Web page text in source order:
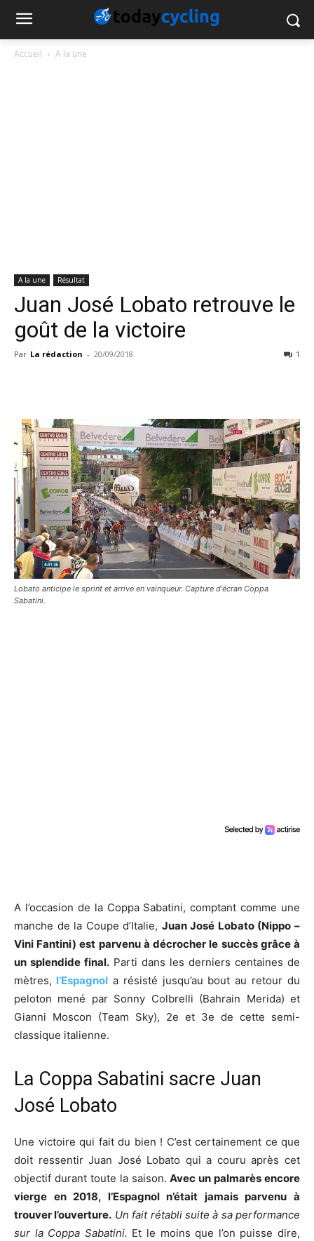
Accueil A la une
A la une Résultat
Juan José Lobato retrouve le
goût de la victoire
Par La rédaction - 20/09/2018 1
Lobato anticipe le sprint et arrive en vainqueur. Capture d'écran Coppa
Sabatini.
A l’occasion de la Coppa Sabatini, comptant comme une
manche de la Coupe d’Italie, Juan José Lobato (Nippo –
Vini Fantini) est parvenu à décrocher le succès grâce à
un splendide final. Parti dans les derniers centaines de
mètres, l’Espagnola résisté jusqu’au bout au retour du
peloton mené par Sonny Colbrelli (Bahrain Merida) et
Gianni Moscon (Team Sky), 2e et 3e de cette semi-
classique italienne.
La Coppa Sabatini sacre Juan
José Lobato
Une victoire qui fait du bien ! C’est certainement ce que
doit ressentir Juan José Lobato qui a couru après cet
objectif durant toute la saison.Avec un palmarès encore
vierge en 2018, l’Espagnol n’était jamais parvenu à
trouver l’ouverture. Un fait rétabli suite à sa performance
sur la Coppa Sabatini. Et le moins que l’on puisse dire,